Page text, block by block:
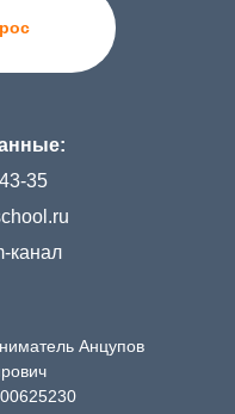
канал
35
Анцупов